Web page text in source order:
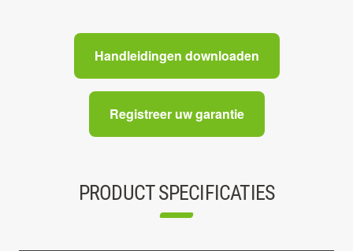
Handleidingen downloaden
Registreer uw garantie
PRODUCT SPECIFICATIES